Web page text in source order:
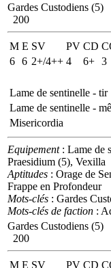
Gardes Custodiens (5)
200
M E SV PV CD
6 6 2+/4++ 4 6+ 3
Lame de sentinelle - tir
Lame de sentinelle -
Misericordia
Equipement: Lame de
Praesidium (5), Vexilla
Aptitudes : Orage de
Frappe en Profondeur
Mots-clés : Gardes
Mots-clés de faction :
Gardes Custodiens (5)
200
M E SV PV CD